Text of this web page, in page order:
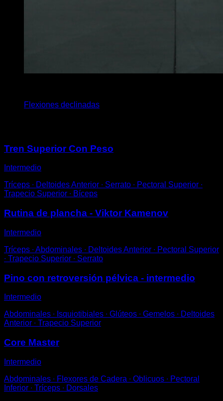
Flexiones declinadas
Tren Superior Con Peso
Intermedio
Tríceps ∙ Deltoides Anterior ∙ Serrato ∙ Pectoral Superior ∙
Trapecio Superior ∙ Bíceps
Rutina de plancha - Viktor Kamenov
Intermedio
Tríceps ∙ Abdominales ∙ Deltoides Anterior ∙ Pectoral Superior
∙ Trapecio Superior ∙ Serrato
Pino con retroversión pélvica - intermedio
Intermedio
Abdominales ∙ Isquiotibiales ∙ Glúteos ∙ Gemelos ∙ Deltoides
Anterior ∙ Trapecio Superior
Core Master
Intermedio
Abdominales ∙ Flexores de Cadera ∙ Oblicuos ∙ Pectoral
Inferior ∙ Tríceps ∙ Dorsales